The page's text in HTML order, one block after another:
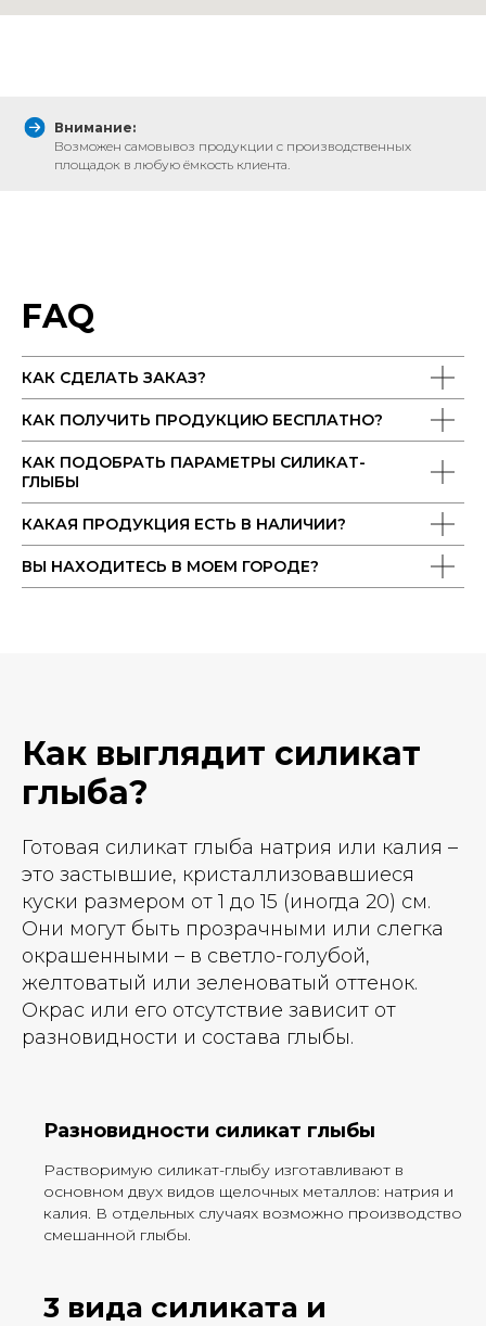
Внимание:
Возможен самовывоз продукции с производственных
площадок в любую ёмкость клиента.
FAQ
КАК СДЕЛАТЬ ЗАКАЗ?
КАК ПОЛУЧИТЬ ПРОДУКЦИЮ БЕСПЛАТНО?
КАК ПОДОБРАТЬ ПАРАМЕТРЫ СИЛИКАТ-
ГЛЫБЫ
КАКАЯ ПРОДУКЦИЯ ЕСТЬ В НАЛИЧИИ?
ВЫ НАХОДИТЕСЬ В МОЕМ ГОРОДЕ?
Как выглядит силикат
глыба?
Готовая силикат глыба натрия или калия –
это застывшие, кристаллизовавшиеся
куски размером от 1 до 15 (иногда 20) см.
Они могут быть прозрачными или слегка
окрашенными – в светло-голубой,
желтоватый или зеленоватый оттенок.
Окрас или его отсутствие зависит от
разновидности и состава глыбы.
Разновидности силикат глыбы
Растворимую силикат-глыбу изготавливают в
основном двух видов щелочных металлов: натрия и
калия. В отдельных случаях возможно производство
смешанной глыбы.
3 вида силиката и